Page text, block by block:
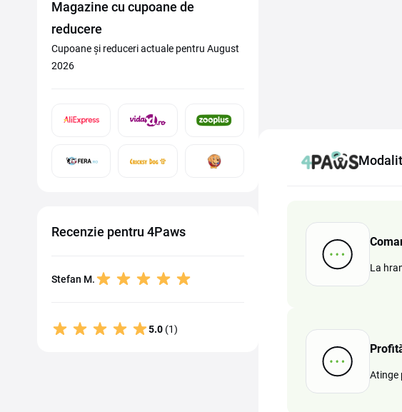
Magazine cu cupoane de
reducere
Cupoane și reduceri actuale pentru August
2026
Recenzie pentru 4Paws
Stefan M.
5.0 (1)
La
Atinge